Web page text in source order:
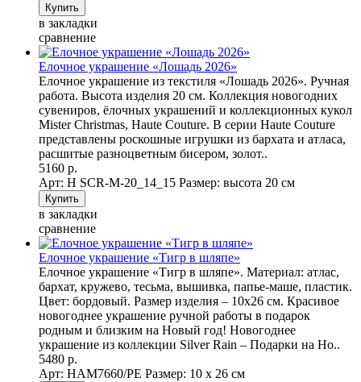
в закладки
сравнение
Елочное украшение «Лошадь 2026»
Елочное украшение из текстиля «Лошадь 2026». Ручная
работа. Высота изделия 20 см. Коллекция новогодних
сувениров, ёлочных украшений и коллекционных кукол
Mister Christmas, Haute Couture. В серии Haute Couture
представлены роскошные игрушки из бархата и атласа,
расшитые разноцветным бисером, золот..
5160 р.
Арт: H SCR-M-20_14_15 Размер: высота 20 см
в закладки
сравнение
Елочное украшение «Тигр в шляпе»
Елочное украшение «Тигр в шляпе». Материал: атлас,
бархат, кружево, тесьма, вышивка, папье-маше, пластик.
Цвет: бордовый. Размер изделия – 10х26 см. Красивое
новогоднее украшение ручной работы в подарок
родным и близким на Новый год! Новогоднее
украшение из коллекции Silver Rain – Подарки на Но..
5480 р.
Арт: НAM7660/PE Размер: 10 х 26 см